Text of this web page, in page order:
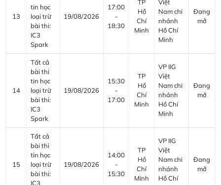
13
tin học
loại trừ
bài thi:
IC3
Spark
19/08/2026
17:00
-
18:30
TP
Hồ
Chí
Minh
Việt
Nam chi
nhánh
Hồ Chí
Minh
Đang
mở
14
Tất cả
bài thi
tin học
loại trừ
bài thi:
IC3
Spark
19/08/2026
15:30
-
17:00
TP
Hồ
Chí
Minh
VP IIG
Việt
Nam chi
nhánh
Hồ Chí
Minh
Đang
mở
15
Tất cả
bài thi
tin học
loại trừ
bài thi:
IC3
19/08/2026
14:00
-
15:30
TP
Hồ
Chí
Minh
VP IIG
Việt
Nam chi
nhánh
Hồ Chí
Đang
mở